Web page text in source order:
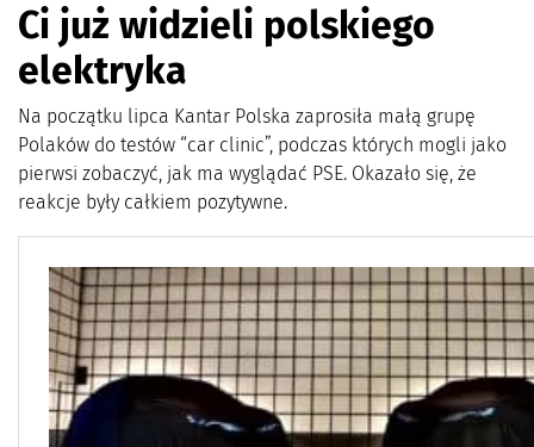
Ci już widzieli polskiego
elektryka
Na początku lipca Kantar Polska zaprosiła małą grupę
Polaków do testów “car clinic”, podczas których mogli jako
pierwsi zobaczyć, jak ma wyglądać PSE. Okazało się, że
reakcje były całkiem pozytywne.